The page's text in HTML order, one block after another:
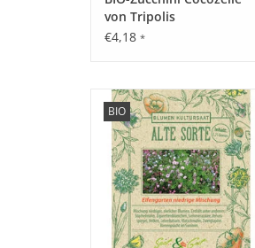
von Tripolis
€4,18 *
BIO
Erleben Sie unsere Elfengarten
Mischung mit seltenen,
historischen Blumen wieder, die
fast in Vergessenheit geraten
sind!
ZUM WARENKORB HINZUFÜGEN